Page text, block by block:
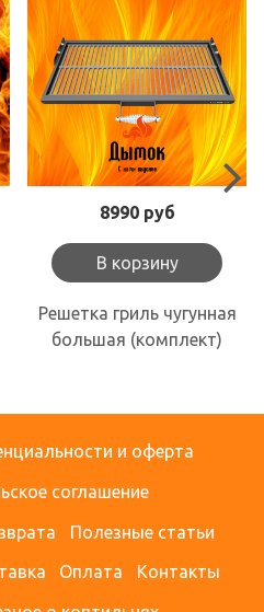
8990 руб
В корзину
Решетка гриль чугунная
большая (комплект)
и оферта
соглашение
Полезные статьи
Оплата Контакты